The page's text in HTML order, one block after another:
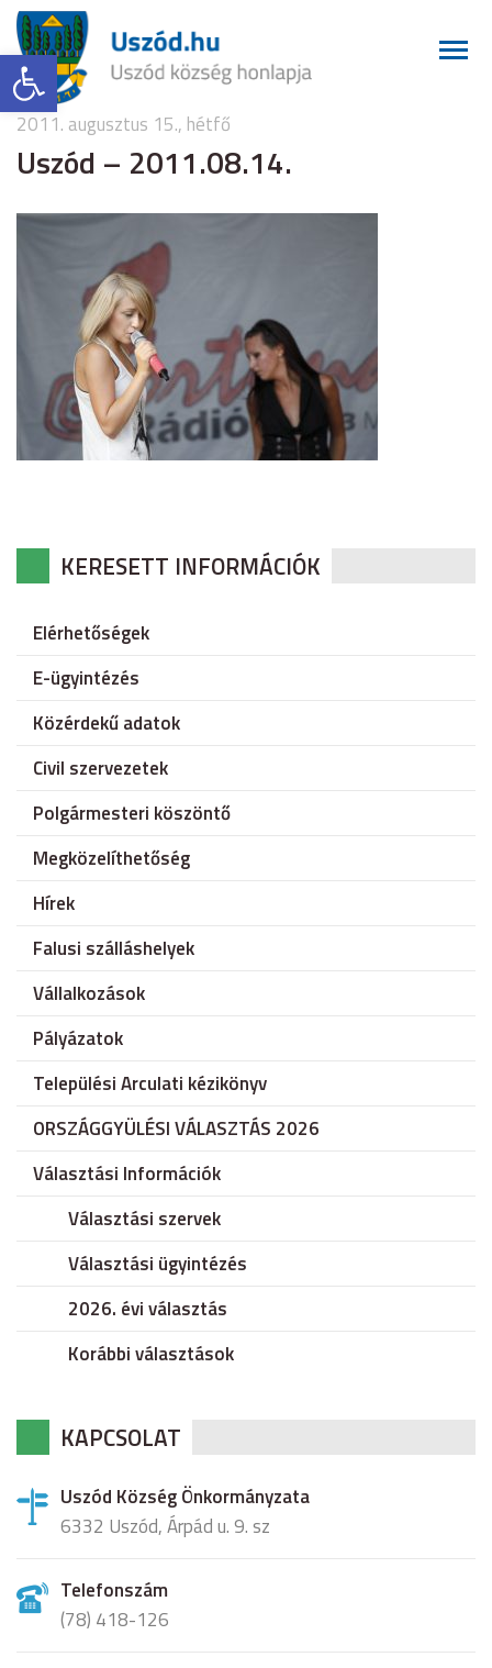
Eszköztár megnyitása
2011. augusztus 15., hétfő
Uszód – 2011.08.14.
KERESETT INFORMÁCIÓK
Elérhetőségek
E-ügyintézés
Közérdekű adatok
Civil szervezetek
Polgármesteri köszöntő
Megközelíthetőség
Hírek
Falusi szálláshelyek
Vállalkozások
Pályázatok
Települési Arculati kézikönyv
ORSZÁGGYÜLÉSI VÁLASZTÁS 2026
Választási Információk
Választási szervek
Választási ügyintézés
2026. évi választás
Korábbi választások
KAPCSOLAT
Uszód Község Önkormányzata
6332 Uszód, Árpád u. 9. sz
Telefonszám
(78) 418-126